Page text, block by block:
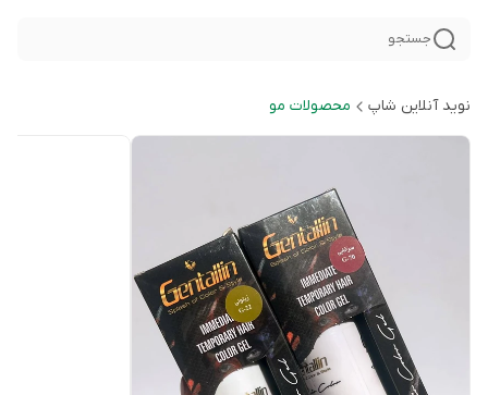
جستجو
نوید آنلاین شاپ محصولات مو